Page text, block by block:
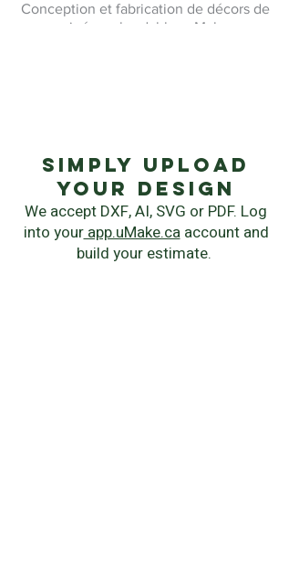
Conception et fabrication de décors de
cinéma abordables uMake
Simply upload
your Design
We accept DXF, AI, SVG or PDF. Log
into yourapp.uMake.caaccount and
build your estimate.